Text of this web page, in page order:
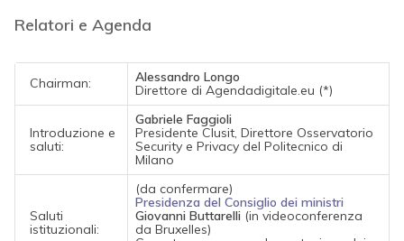
Relatori e Agenda
Chairman:
Alessandro Longo
Direttore di Agendadigitale.eu (*)
Introduzione e
saluti:
Gabriele Faggioli
Presidente Clusit, Direttore Osservatorio
Security e Privacy del Politecnico di
Milano
Saluti
istituzionali:
(da confermare)
Presidenza del Consiglio dei ministri
Giovanni Buttarelli (in videoconferenza
da Bruxelles)